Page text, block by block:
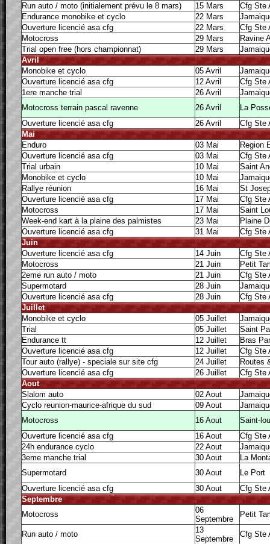
Run auto / moto (initialement prévu le 8 mars)
15 Mars
Cfg Ste
Endurance monobike et cyclo
22 Mars
Ouverture licencié asa cfg
22 Mars
Cfg Ste
Motocross
29 Mars
Ravine
Trial open free (hors championnat)
29 Mars
Avril
Monobike et cyclo
05 Avril
Ouverture licencié asa cfg
12 Avril
Cfg Ste
1ere manche trial
26 Avril
Motocross terrain pascal ravenne
26 Avril
La
Ouverture licencié asa cfg
26 Avril
Cfg Ste
Mai
Enduro
03 Mai
Region
Ouverture licencié asa cfg
03 Mai
Cfg Ste
Trial urbain
10 Mai
Saint
Monobike et cyclo
10 Mai
Rallye réunion
16 Mai
St
Ouverture licencié asa cfg
17 Mai
Cfg Ste
Motocross
17 Mai
Saint
Week-end kart à la plaine des palmistes
23 Mai
Plaine
Ouverture licencié asa cfg
31 Mai
Cfg Ste
Juin
Ouverture licencié asa cfg
14 Juin
Cfg Ste
Motocross
21 Juin
Petit
2eme run auto / moto
21 Juin
Cfg Ste
Supermotard
28 Juin
Ouverture licencié asa cfg
28 Juin
Cfg Ste
Juillet
Monobike et cyclo
05 Juillet
Trial
05 Juillet
Saint
Endurance tt
12 Juillet
Bras
Ouverture licencié asa cfg
12 Juillet
Cfg Ste
Tour auto (rallye) - speciale sur site cfg
24 Juillet
Routes
Ouverture licencié asa cfg
26 Juillet
Cfg Ste
Aout
Slalom auto
02 Aout
Cyclo reunion-maurice-afrique du sud
09 Aout
Motocross
16 Aout
Saint-
Ouverture licencié asa cfg
16 Aout
Cfg Ste
24h endurance cyclo
22 Aout
3eme manche trial
30 Aout
La
Supermotard
30 Aout
Le Port
Ouverture licencié asa cfg
30 Aout
Cfg Ste
Septembre
Motocross
06
Septembre
Petit
Run auto / moto
13
Septembre
Cfg Ste